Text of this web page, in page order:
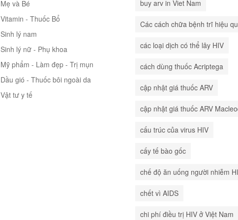
Mẹ và Bé
Vitamin - Thuốc Bổ
Sinh lý nam
Sinh lý nữ - Phụ khoa
Mỹ phẩm - Làm đẹp - Trị mụn
Dầu gió - Thuốc bôi ngoài da
Vật tư y tế
buy arv in Viet Nam
Các cách chữa bệnh trĩ hiệu
các loại dịch có thể lây HIV
cách dùng thuốc Acriptega
cập nhật giá thuốc ARV
cập nhật giá thuốc ARV
cấu trúc của virus HIV
cấy tế bào gốc
chế độ ăn uống người nhiễm
chết vì AIDS
chi phí điều trị HIV ở Việt Nam